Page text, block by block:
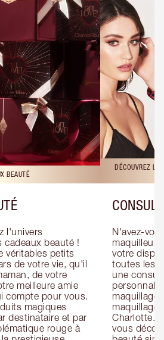
BEAUTÉ
l'univers
beauté !
véritables petits
de votre vie, qu'il
de votre
meilleure amie
compte pour vous.
magiques
destinataire et par
rouge à
DÉCOUVREZ
N'avez-
maquilleur
votre
toutes les
une
maquillage
maquillage
Charlotte.
vous